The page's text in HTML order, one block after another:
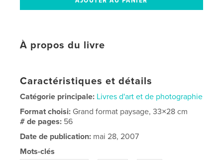
À propos du livre
Caractéristiques et détails
Catégorie principale: Livres d'art et de photographie
Format choisi: Grand format paysage, 33×28 cm
# de pages: 56
Date de publication: mai 28, 2007
Mots-clés